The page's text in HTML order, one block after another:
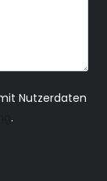
Nutzerdaten
.